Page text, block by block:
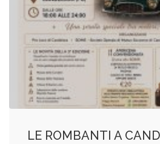
LE ROMBANTI A